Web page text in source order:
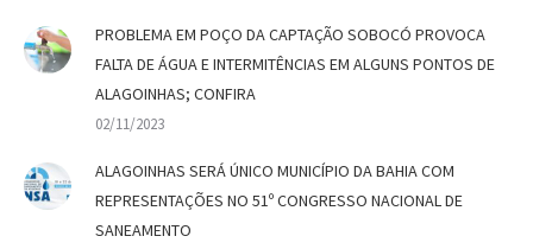
PROBLEMA EM POÇO DA CAPTAÇÃO SOBOCÓ PROVOCA
FALTA DE ÁGUA E INTERMITÊNCIAS EM ALGUNS PONTOS DE
ALAGOINHAS; CONFIRA
02/11/2023
ALAGOINHAS SERÁ ÚNICO MUNICÍPIO DA BAHIA COM
REPRESENTAÇÕES NO 51º CONGRESSO NACIONAL DE
SANEAMENTO